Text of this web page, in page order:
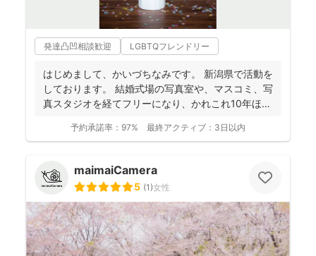
発達凸凹相談歓迎 LGBTQフレンドリー
はじめまして、かいづちなみです。 新潟県で活動を
しております。 結婚式場の写真室や、マスコミ、写
真スタジオを経てフリーになり、かれこれ10年ほど
予約承諾率： 97% 最終アクティブ： 3日以内
maimaiCamera
5 (1)女性